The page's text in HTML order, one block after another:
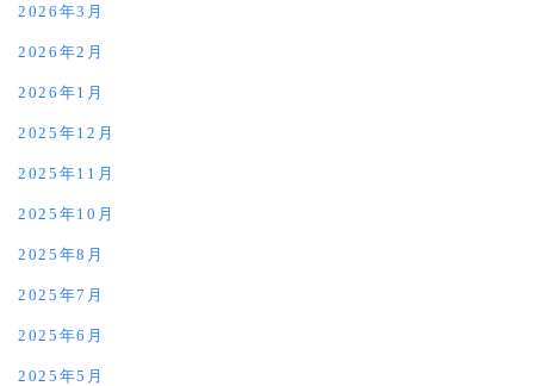
2026年3月
2026年2月
2026年1月
2025年12月
2025年11月
2025年10月
2025年8月
2025年7月
2025年6月
2025年5月